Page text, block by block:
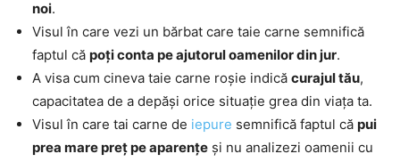
noi.
Visul în care vezi un bărbat care taie carne semnifică
faptul că poți conta pe ajutorul oamenilor din jur.
A visa cum cineva taie carne roșie indică curajul tău,
capacitatea de a depăși orice situație grea din viața ta.
Visul în care tai carne de iepure semnifică faptul că pui
prea mare preț pe aparențe și nu analizezi oamenii cu